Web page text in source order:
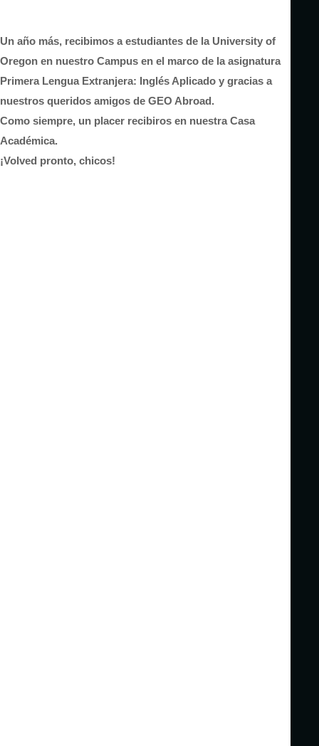
Un año más, recibimos a estudiantes de la University of
Oregon en nuestro Campus en el marco de la asignatura
Primera Lengua Extranjera: Inglés Aplicado y gracias a
nuestros queridos amigos de GEO Abroad.
Como siempre, un placer recibiros en nuestra Casa
Académica.
¡Volved pronto, chicos!